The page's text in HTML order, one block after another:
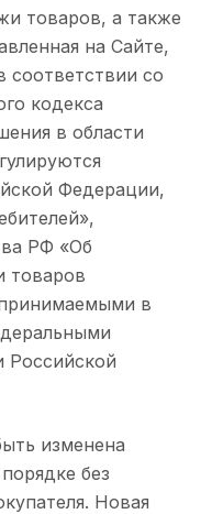
товаров, а также
на Сайте,
соответствии со
кодекса
в области
Федерации,
РФ «Об
товаров
в
Российской
изменена
без
Новая